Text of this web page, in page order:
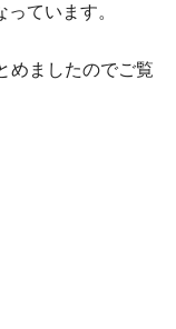
ています。
めましたのでご覧